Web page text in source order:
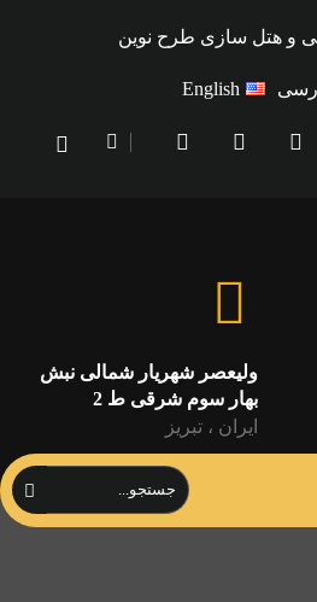
و هتل سازی طرح نوین
English
ولیعصر شهریار شمالی نبش
بهار سوم شرقی ط 2
ایران ، تبریز